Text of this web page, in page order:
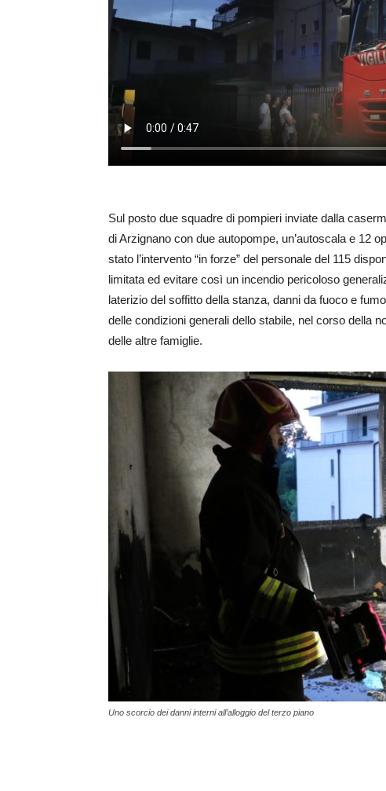
Sul posto due squadre di pompieri inviate dalla
di Arzignano con due autopompe, un’autoscala e 12
stato l’intervento “in forze” del personale del 115
limitata ed evitare così un incendio pericoloso
laterizio del soffitto della stanza, danni da fuoco e
delle condizioni generali dello stabile, nel corso della
delle altre famiglie.
Uno scorcio dei danni interni all’alloggio del terzo piano